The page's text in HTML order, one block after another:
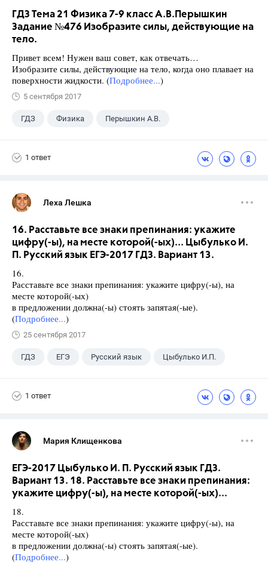
ГДЗ Тема 21 Физика 7-9 класс А.В.Перышкин
Задание №476 Изобразите силы, действующие на
тело.
Привет всем! Нужен ваш совет, как отвечать…
Изобразите силы, действующие на тело, когда оно плавает на
поверхности жидкости. (Подробнее...)
5 сентября 2017
ГДЗ Физика Перышкин А.В.
1 ответ
Леха Лешка
16. Расставьте все знаки препинания: укажите
цифру(-ы), на месте которой(-ых)... Цыбулько И.
П. Русский язык ЕГЭ-2017 ГДЗ. Вариант 13.
16.
Расставьте все знаки препинания: укажите цифру(-ы), на
месте которой(-ых)
в предложении должна(-ы) стоять запятая(-ые).
(Подробнее...)
25 сентября 2017
ГДЗ ЕГЭ Русский язык Цыбулько И.П.
1 ответ
Мария Клищенкова
ЕГЭ-2017 Цыбулько И. П. Русский язык ГДЗ.
Вариант 13. 18. Расставьте все знаки препинания:
укажите цифру(-ы), на месте которой(-ых)...
18.
Расставьте все знаки препинания: укажите цифру(-ы), на
месте которой(-ых)
в предложении должна(-ы) стоять запятая(-ые).
(Подробнее...)